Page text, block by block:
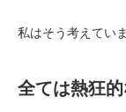
私はそう考えてい
全ては熱狂